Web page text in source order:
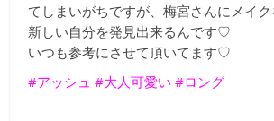
てしまいがちですが、梅宮さんにメイ
新しい自分を発見出来るんです♡
いつも参考にさせて頂いてます♡
#アッシュ #大人可愛い #ロング